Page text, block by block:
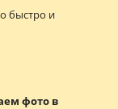
быстро и
фото в